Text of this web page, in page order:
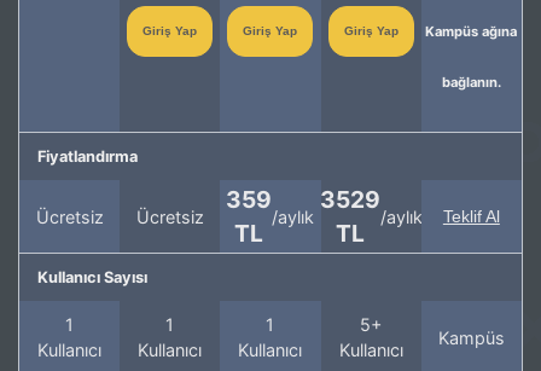
Giriş Yap Giriş Yap Giriş Yap Kampüs ağına
bağlanın.
Fiyatlandırma
Ücretsiz Ücretsiz
359
TL
/aylık
3529
TL
/aylık Teklif Al
Kullanıcı Sayısı
1
Kullanıcı
1
Kullanıcı
1
Kullanıcı
5+
Kullanıcı
Kampüs